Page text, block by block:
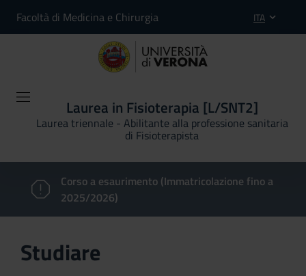
Facoltà di Medicina e Chirurgia ITA
Laurea in Fisioterapia [L/SNT2]
Laurea triennale - Abilitante alla professione sanitaria
di Fisioterapista
Corso a esaurimento (Immatricolazione fino a
2025/2026)
Studiare